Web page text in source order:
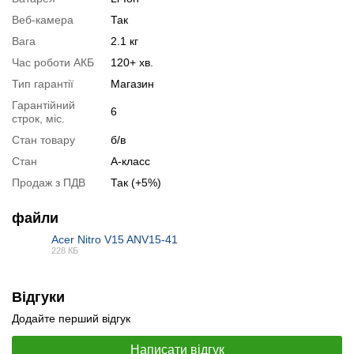
Специфікація процесора:
Тестування процесора:
Специфікація відеокарти:
Тестування відеокарти:
Веб-камера
Так
Вага
2.1 кг
Час роботи АКБ
120+ хв.
Тип гарантії
Магазин
Гарантійний
строк, міс.
6
Стан товару
б/в
Стан
А-класс
Продаж з ПДВ
Так (+5%)
файли
Acer Nitro V15 ANV15-41
228 КБ
Відгуки
Додайте перший відгук
Написати відгук